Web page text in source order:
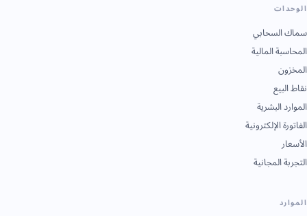
الوحدات
سماك السحابي
المحاسبة المالية
المخزون
نقاط البيع
الموارد البشرية
الفاتورة الإلكترونية
الأسعار
التجربة المجانية
الموارد